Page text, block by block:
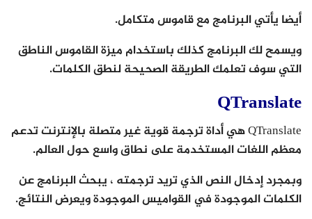
أيضا يأتي البرنامج مع قاموس متكامل.
ويسمح لك البرنامج كذلك باستخدام ميزة القاموس الناطق
التي سوف تعلمك الطريقة الصحيحة لنطق الكلمات.
QTranslate
QTranslate هي أداة ترجمة قوية غير متصلة بالإنترنت تدعم
معظم اللغات المستخدمة على نطاق واسع حول العالم.
وبمجرد إدخال النص الذي تريد ترجمته ، يبحث البرنامج عن
الكلمات الموجودة في القواميس الموجودة ويعرض النتائج.